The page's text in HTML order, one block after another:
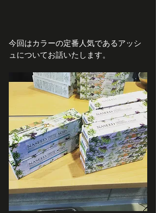
今回はカラーの定番人気であるアッシ
ュについてお話いたします。